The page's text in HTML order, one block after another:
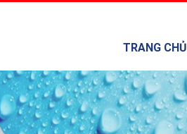
TRANG CHỦ